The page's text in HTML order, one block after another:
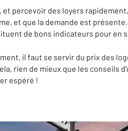
percevoir des loyers
et que la demande est
de bons indicateurs pour en
il faut se servir du prix des
rien de mieux que les conseils
espéré !